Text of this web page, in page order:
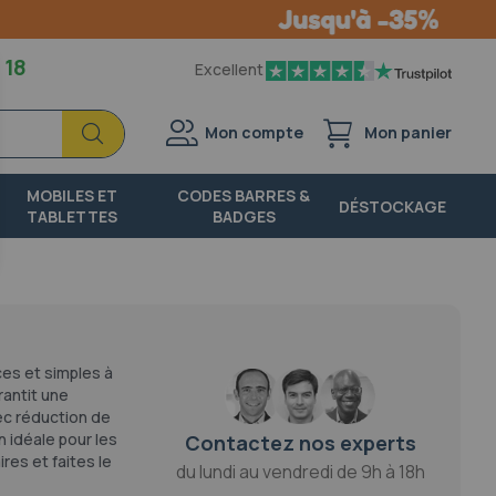
18 Excellent
Chercher
Chercher
Mon compte Mon panier
MOBILES ET
TABLETTES
CODES BARRES &
BADGES
DÉSTOCKAGE
et simples à
une
réduction de
idéale pour les
et faites le
Contactez nos experts
du lundi au vendredi de 9h à 18h